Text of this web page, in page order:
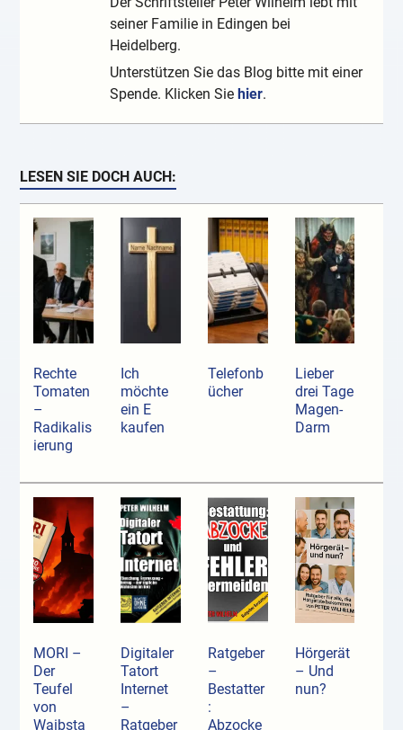
seiner Familie in Edingen bei
Heidelberg.
Unterstützen Sie das Blog bitte mit einer
Spende. Klicken Siehier.
LESEN SIE DOCH AUCH:
Rechte
Tomaten
–
Radikalis
ierung
Ich
möchte
ein E
kaufen
Telefonb
ücher
Lieber
drei Tage
Magen-
Darm
MORI –
Der
Teufel
von
Waibsta
Digitaler
Tatort
Internet
–
Ratgeber
Ratgeber
–
Bestatter
:
Abzocke
Hörgerät
– Und
nun?